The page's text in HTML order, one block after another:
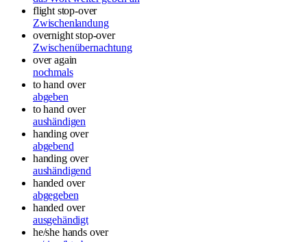
flight stop-over
Zwischenlandung
overnight stop-over
Zwischenübernachtung
over again
nochmals
to hand over
abgeben
to hand over
aushändigen
handing over
abgebend
handing over
aushändigend
handed over
abgegeben
handed over
ausgehändigt
he/she hands over